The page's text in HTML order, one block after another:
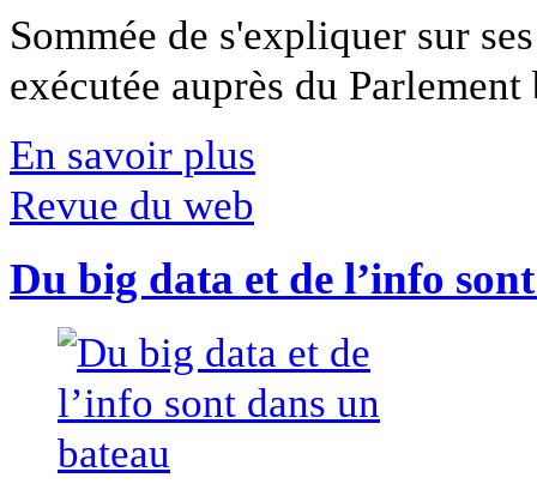
Sommée de s'expliquer sur
exécutée auprès du
En savoir plus
Revue du web
Du big data et de l’info